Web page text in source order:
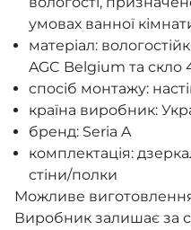
умовах ванної
матеріал:
AGC Belgium та скло
спосіб монтажу:
країна виробник:
бренд: Seria A
комплектація:
стіни/полки
Можливе
Виробник залишає за